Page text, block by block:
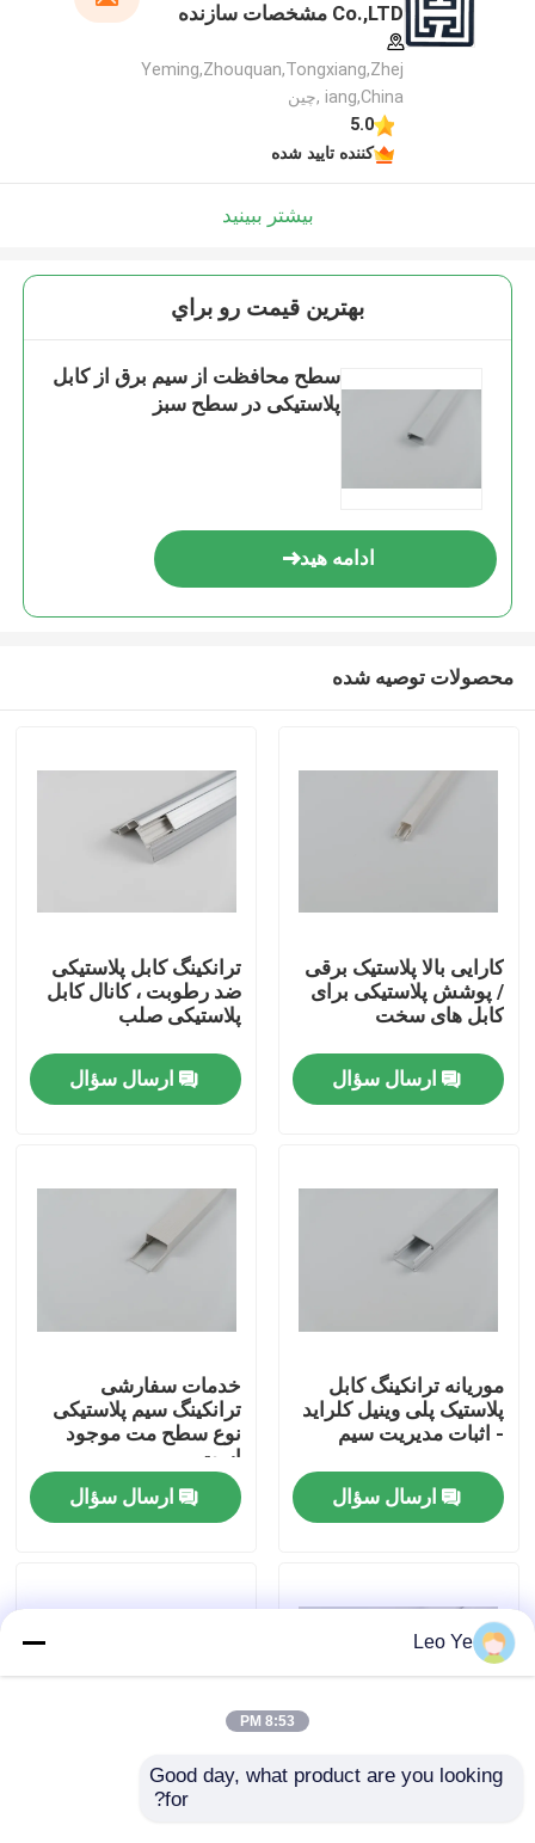
محصولات
درباره ما
تور کارخانه
کنترل کیفیت
با ما تماس بگیرید
اخبار
Co.,LTD مشخصات سازنده
Yeming,Zhouquan,Tongxiang,Zhej
iang,China ,چین
5.0
کننده تایید شده
بیشتر ببینید
بهترين قيمت رو براي
سطح محافظت از سیم برق از کابل
پلاستیکی در سطح سبز
ادامه هید
محصولات توصیه شده
کارایی بالا پلاستیک برقی
/ پوشش پلاستیکی برای
کابل های سخت
ارسال سؤال
ترانکینگ کابل پلاستیکی
ضد رطوبت ، کانال کابل
پلاستیکی صلب
ارسال سؤال
موریانه ترانکینگ کابل
پلاستیک پلی وینیل کلراید
- اثبات مدیریت سیم
ارسال سؤال
خدمات سفارشی
ترانکینگ سیم پلاستیکی
نوع سطح مت موجود
است
ارسال سؤال
کابل پلاستیکی سازگار با
Leo Ye
8:53 PM
Good day, what product are you looking
for?